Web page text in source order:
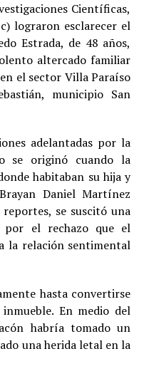
Científicas,
lograron esclarecer el
Estrada, de 48 años,
altercado familiar
el sector Villa Paraíso
municipio San
adelantadas por la
se originó cuando la
habitaban su hija y
Daniel Martínez
reportes, se suscitó una
por el rechazo que el
la relación sentimental
hasta convertirse
En medio del
habría tomado un
una herida letal en la